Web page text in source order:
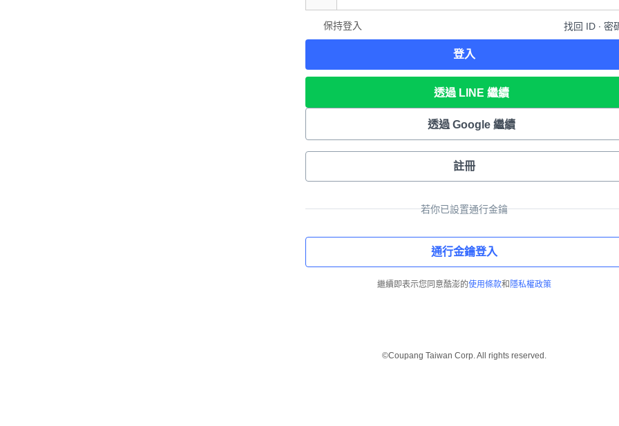
保持登入 找回 ID ∙ 密
登入
透過 LINE 繼續
透過 Google 繼續
註冊
若你已設置通行金鑰
通行金鑰登入
繼續即表示您同意酷澎的使用條款和 隱私權政策
©Coupang Taiwan Corp. All rights reserved.